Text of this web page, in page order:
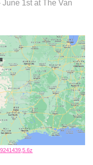
June 1st at The Van